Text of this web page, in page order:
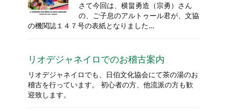
さて今回は、横畠勇造（宗勇）さん
の、ご子息のアルトゥール君が、文協
の機関誌１４７号の表紙となりました…
リオデジャネイロでのお稽古案内
リオデジャネイロでも、日伯文化協会にて茶の湯のお
稽古を行っています。 初心者の方、他流派の方も歓
迎致します。